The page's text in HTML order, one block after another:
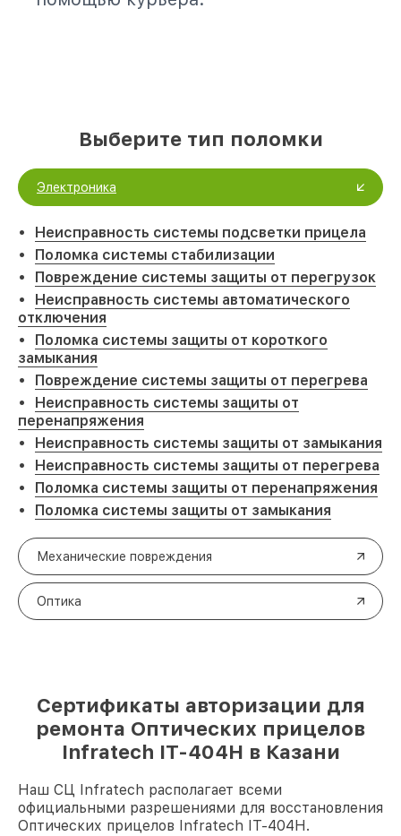
Выберите тип поломки
Электроника
Неисправность системы подсветки прицела
Поломка системы стабилизации
Повреждение системы защиты от перегрузок
Неисправность системы автоматического
отключения
Поломка системы защиты от короткого
замыкания
Повреждение системы защиты от перегрева
Неисправность системы защиты от
перенапряжения
Неисправность системы защиты от замыкания
Неисправность системы защиты от перегрева
Поломка системы защиты от перенапряжения
Поломка системы защиты от замыкания
Механические повреждения
Оптика
Сертификаты авторизации для
ремонта Оптических прицелов
Infratech IT-404H в Казани
Наш СЦ Infratech располагает всеми
официальными разрешениями для восстановления
Оптических прицелов Infratech IT-404H.